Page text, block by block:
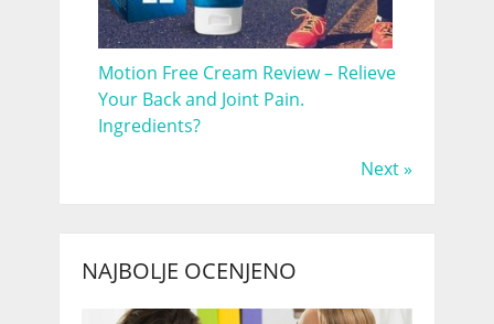
Motion Free Cream Review – Relieve
Your Back and Joint Pain.
Ingredients?
Next »
NAJBOLJE OCENJENO